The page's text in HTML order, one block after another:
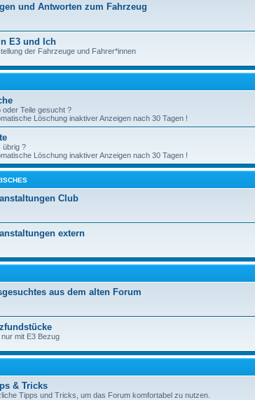
und Antworten zum Fahrzeug
E3 und Ich
der Fahrzeuge und Fahrer*innen
oder Teile gesucht ?
Löschung inaktiver Anzeigen nach 30 Tagen !
übrig ?
Löschung inaktiver Anzeigen nach 30 Tagen !
Club
extern
aus dem alten Forum
nur mit E3 Bezug
& Tricks
Tipps und Tricks, um das Forum komfortabel zu nutzen.